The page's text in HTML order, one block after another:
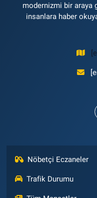
modernizmi bir araya
insanlara haber
Nöbetçi Eczaneler
Trafik Durumu